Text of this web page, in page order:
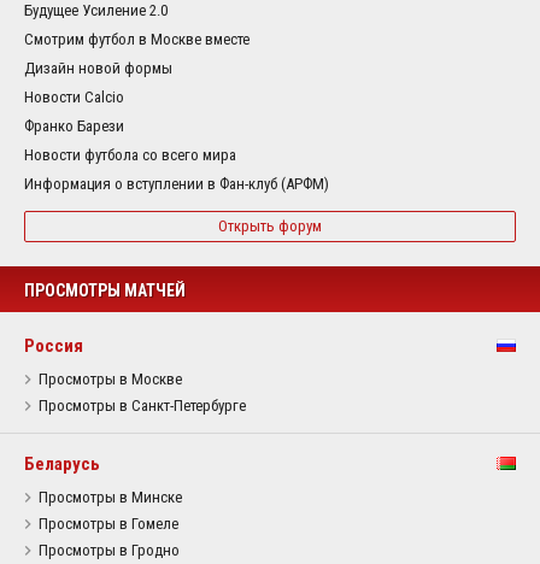
Будущее Усиление 2.0
Смотрим футбол в Москве вместе
Дизайн новой формы
Новости Calcio
Франко Барези
Новости футбола со всего мира
Информация о вступлении в Фан-клуб (АРФМ)
Открыть форум
ПРОСМОТРЫ МАТЧЕЙ
Россия
Просмотры в Москве
Просмотры в Санкт-Петербурге
Беларусь
Просмотры в Минске
Просмотры в Гомеле
Просмотры в Гродно